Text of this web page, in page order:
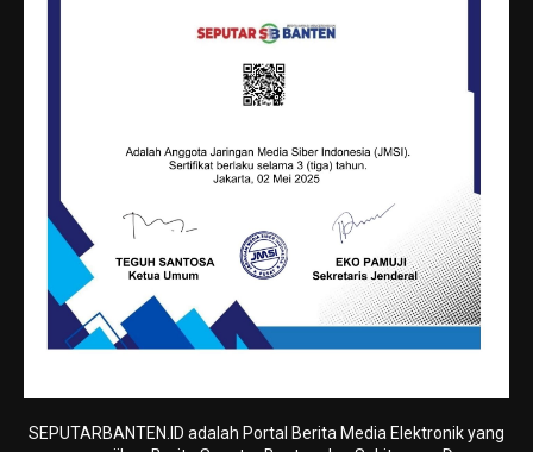
SEPUTARBANTEN.ID adalah Portal Berita Media Elektronik yang